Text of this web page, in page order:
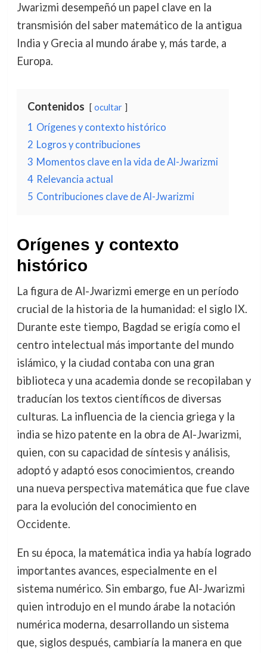
Jwarizmi desempeñó un papel clave en la
transmisión del saber matemático de la antigua
India y Grecia al mundo árabe y, más tarde, a
Europa.
Contenidos ocultar
1 Orígenes y contexto histórico
2 Logros y contribuciones
3 Momentos clave en la vida de Al-Jwarizmi
4 Relevancia actual
5 Contribuciones clave de Al-Jwarizmi
Orígenes y contexto
histórico
La figura de Al-Jwarizmi emerge en un período
crucial de la historia de la humanidad: el siglo IX.
Durante este tiempo, Bagdad se erigía como el
centro intelectual más importante del mundo
islámico, y la ciudad contaba con una gran
biblioteca y una academia donde se recopilaban y
traducían los textos científicos de diversas
culturas. La influencia de la ciencia griega y la
india se hizo patente en la obra de Al-Jwarizmi,
quien, con su capacidad de síntesis y análisis,
adoptó y adaptó esos conocimientos, creando
una nueva perspectiva matemática que fue clave
para la evolución del conocimiento en
Occidente.
En su época, la matemática india ya había logrado
importantes avances, especialmente en el
sistema numérico. Sin embargo, fue Al-Jwarizmi
quien introdujo en el mundo árabe la notación
numérica moderna, desarrollando un sistema
que, siglos después, cambiaría la manera en que